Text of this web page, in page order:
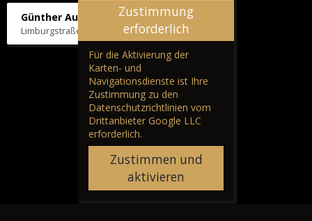
Günther Autos & Service
Limburgstraße 39, 57319 Bad Berleburg
Zustimmung
erforderlich
Für die Aktivierung der
Karten- und
Navigationsdienste ist Ihre
Zustimmung zu den
Datenschutzrichtlinien vom
Drittanbieter Google LLC
erforderlich.
Zustimmen und
aktivieren